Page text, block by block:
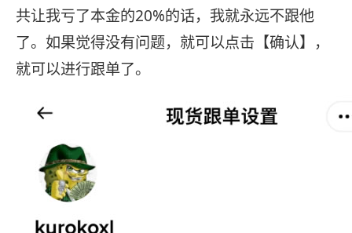
共让我亏了本金的20%的话，我就永远不跟他
了。如果觉得没有问题，就可以点击【确认】，
就可以进行跟单了。